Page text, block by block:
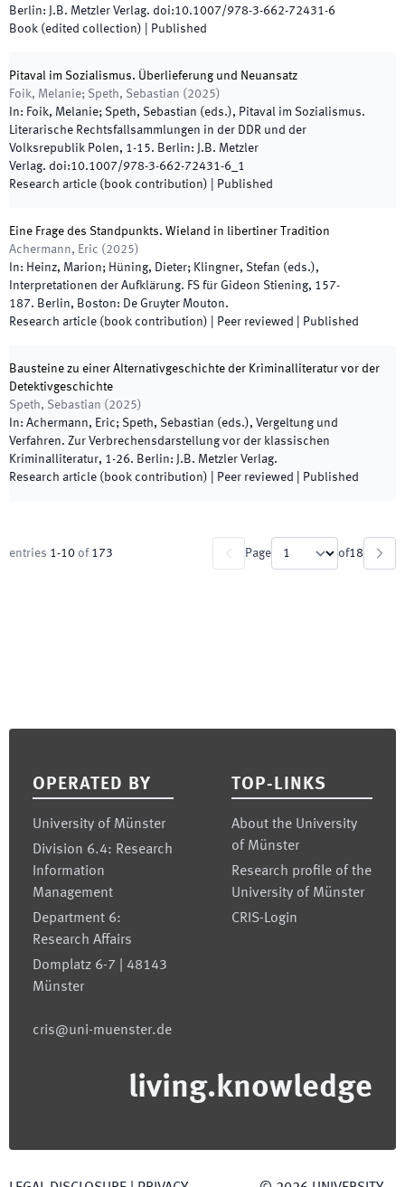
Berlin: J.B. Metzler Verlag. doi:10.1007/978-3-662-72431-6
Book (edited collection)
Published
Pitaval im Sozialismus. Überlieferung und Neuansatz
Foik, Melanie; Speth, Sebastian ( 2025)
In: Foik, Melanie; Speth, Sebastian (eds.), Pitaval im Sozialismus.
Literarische Rechtsfallsammlungen in der DDR und der
Volksrepublik Polen, 1-15. Berlin:
J.B. Metzler
Verlag. doi:10.1007/978-3-662-72431-6_1
Research article (book contribution)
Published
Eine Frage des Standpunkts. Wieland in libertiner Tradition
Achermann, Eric ( 2025)
In: Heinz, Marion; Hüning, Dieter; Klingner, Stefan (eds.),
Interpretationen der Aufklärung. FS für Gideon Stiening, 157-
187. Berlin, Boston: De Gruyter Mouton.
Research article (book contribution) | Peer reviewed Published
Bausteine zu einer Alternativgeschichte der Kriminalliteratur vor der
Detektivgeschichte
Speth, Sebastian ( 2025)
In: Achermann, Eric; Speth, Sebastian (eds.), Vergeltung und
Verfahren. Zur Verbrechensdarstellung vor der klassischen
Kriminalliteratur, 1-26. Berlin: J.B. Metzler Verlag.
Research article (book contribution) | Peer reviewed Published
entries 1-10 of 173 Page of18
OPERATED BY
University of Münster
Division 6.4: Research
Information
Management
Department 6:
Research Affairs
Domplatz 6-7 | 48143
Münster
cris@uni-muenster.de
TOP-LINKS
About the University
of Münster
Research profile of the
University of Münster
CRIS-Login
living.knowledge